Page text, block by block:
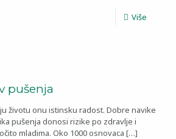
Više
pušenja
životu onu istinsku radost. Dobre navike
pušenja donosi rizike po zdravlje i
mladima. Oko 1000 osnovaca […]